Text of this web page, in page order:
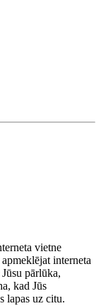
vietne
interneta
pārlūka,
kad Jūs
lapas uz citu.